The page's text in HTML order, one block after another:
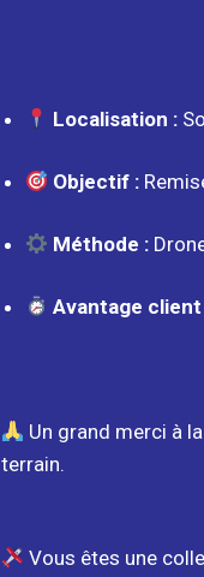
Localisation :
Objectif :
Méthode :
Avantage client
Un grand merci à la
terrain.
Vous êtes une